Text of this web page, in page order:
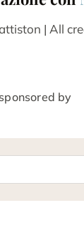
| All
sponsored by